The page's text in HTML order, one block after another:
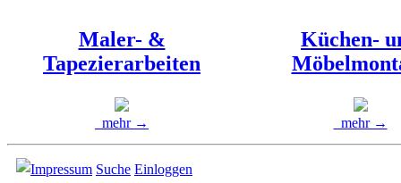
Maler- &
Tapezierarbeiten
mehr →
Küchen-
mehr →
Impressum Suche Einloggen